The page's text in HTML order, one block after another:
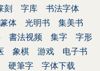
刻 字库
书法字体
篆体 光明书
集美书
書法视频 集字
字形
象棋 游戏
电子书
硬筆字
字体下载